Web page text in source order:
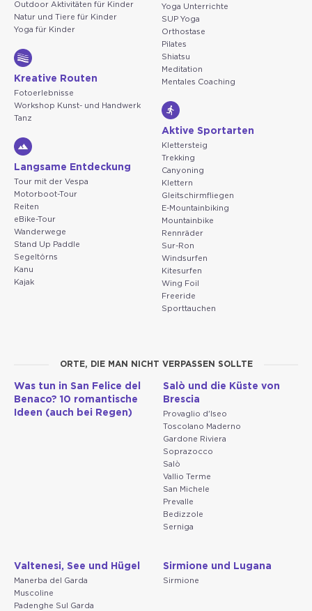
Outdoor Aktivitäten für Kinder
Natur und Tiere für Kinder
Yoga für Kinder
Kreative Routen
Fotoerlebnisse
Workshop Kunst- und Handwerk
Tanz
Langsame Entdeckung
Tour mit der Vespa
Motorboot-Tour
Reiten
eBike-Tour
Wanderwege
Stand Up Paddle
Segeltörns
Kanu
Kajak
Yoga Unterrichte
SUP Yoga
Orthostase
Pilates
Shiatsu
Meditation
Mentales Coaching
Aktive Sportarten
Klettersteig
Trekking
Canyoning
Klettern
Gleitschirmfliegen
E-Mountainbiking
Mountainbike
Rennräder
Sur-Ron
Windsurfen
Kitesurfen
Wing Foil
Freeride
Sporttauchen
ORTE, DIE MAN NICHT VERPASSEN SOLLTE
Was tun in San Felice del
Benaco? 10 romantische
Ideen (auch bei Regen)
Salò und die Küste von
Brescia
Provaglio d'Iseo
Toscolano Maderno
Gardone Riviera
Soprazocco
Salò
Vallio Terme
San Michele
Prevalle
Bedizzole
Serniga
Valtenesi, See und Hügel
Manerba del Garda
Muscoline
Padenghe Sul Garda
Sirmione und Lugana
Sirmione